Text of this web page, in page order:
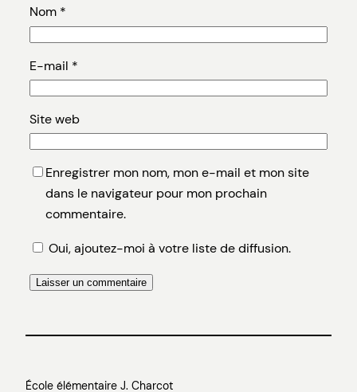
Nom *
E-mail *
Site web
Enregistrer mon nom, mon e-mail et mon site
dans le navigateur pour mon prochain
commentaire.
Oui, ajoutez-moi à votre liste de diffusion.
École élémentaire J. Charcot